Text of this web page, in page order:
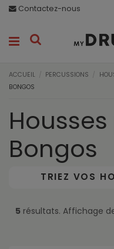
Contactez-nous
ACCUEIL PERCUSSIONS
BONGOS
Bongos
TRIEZ VOS
5 résultats. Affichage